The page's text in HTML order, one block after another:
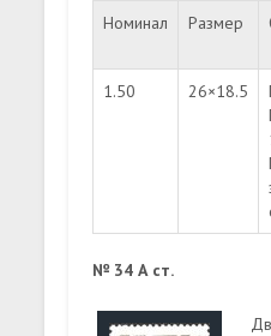
Номинал Размер
1.50 26×18.5
№ 34 А ст.